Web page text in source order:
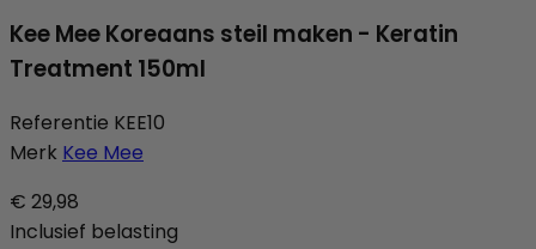
Kee Mee Koreaans steil maken - Keratin
Treatment 150ml
Referentie KEE10
Merk Kee Mee
€ 29,98
Inclusief belasting